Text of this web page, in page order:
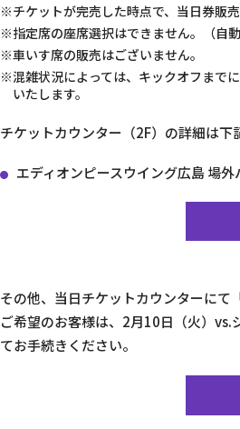
※チケットが完売した時点で、当日券販
※指定席の座席選択はできません。（自動
※車いす席の販売はございません。
※混雑状況によっては、キックオフまで
いたします。
チケットカウンター（2F）の詳細は下
エディオンピースウイング広島 場
その他、当日チケットカウンターにて
ご希望のお客様は、2月10日（火）
てお手続きください。